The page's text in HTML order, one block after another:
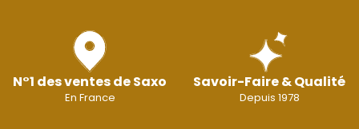
N°1 des ventes de Saxo
En France
Savoir-Faire & Qualité
Depuis 1978